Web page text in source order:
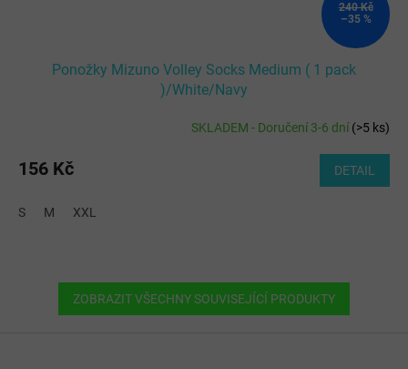
240 Kč
–35 %
Ponožky Mizuno Volley Socks Medium ( 1 pack
)/White/Navy
SKLADEM - Doručení 3-6 dní(>5 ks)
156 Kč DETAIL
S M XXL
ZOBRAZIT VŠECHNY SOUVISEJÍCÍ PRODUKTY